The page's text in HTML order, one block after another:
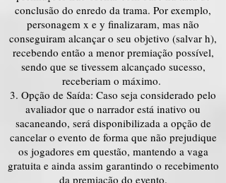
conclusão do enredo da trama. Por exemplo,
personagem x e y finalizaram, mas não
conseguiram alcançar o seu objetivo (salvar h),
recebendo então a menor premiação possível,
sendo que se tivessem alcançado sucesso,
receberiam o máximo.
Opção de Saída: Caso seja considerado pelo
avaliador que o narrador está inativo ou
sacaneando, será disponibilizada a opção de
cancelar o evento de forma que não prejudique
os jogadores em questão, mantendo a vaga
gratuita e ainda assim garantindo o recebimento
da premiação do evento.